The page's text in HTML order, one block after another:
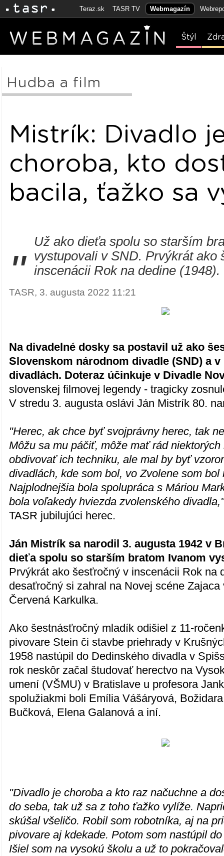
Teraz.sk TASR TV Webmagazín
Štýl
Hudba a film
Mistrík: Divadlo
choroba, kto
bacila, ťažko sa
"
Už ako dieťa spolu so starším
vystupovali v SND. Prvýkrát ako
inscenácii Rok na dedine (1948).
TASR, 3. augusta 2022 11:21
Na divadelné dosky sa postavil už ako
Slovenskom národnom divadle (SND) a
divadlách. Doteraz účinkuje v Divadle
slovenskej filmovej legendy - tragicky
V stredu 3. augusta oslávi Ján Mistrík 80.
"Herec, ak chce byť svojprávny herec, tak
Môžu sa mu páčiť, môže mať rád niektorých
obdivovať ich techniku, ale mal by byť
divadlách, kde som bol, vo Zvolene som bol
Najplodnejšia bola spolupráca s Máriou
bola voľakedy hviezda zvolenského
TASR jubilujúci herec.
Ján Mistrík sa narodil 3. augusta 1942 v
dieťa spolu so starším bratom Ivanom
Prvýkrát ako šesťročný v inscenácii Rok na
desaťročný si zahral na Novej scéne Zajaca
Červená Karkulka.
Ako šestnásťročný mladík odišiel z 11-
pivovare Stein či stavbe priehrady v
1958 nastúpil do Dedinského divadla v
rok neskôr začal študovať herectvo na
umení (VŠMU) v Bratislave u profesora
spolužiakmi boli Emília Vášáryová,
Bučková, Elena Galanová a iní.
"Divadlo je choroba a kto raz načuchne a
do seba, tak už sa z toho ťažko vylíže.
skúšal všeličo. Robil som robotníka, aj na
pivovare aj kdekade. Potom som nastúpil
Išiel som na vysokú školu a už to